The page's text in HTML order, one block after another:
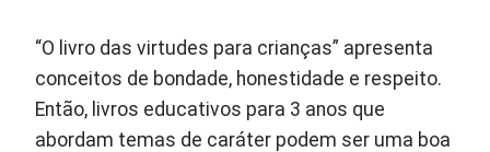
“O livro das virtudes para crianças” apresenta
conceitos de bondade, honestidade e respeito.
Então, livros educativos para 3 anos que
abordam temas de caráter podem ser uma boa